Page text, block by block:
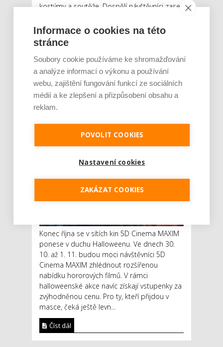
kostýmy a soutěže. Dospělí návštěvníci zase
Číst dál
Síť 5D Cinema MAXIM chystá
halloweenskou akci, diváci s
maskou získají zvýhodněné
vstupné
AUTOR: REDAKCE
RUBRIKA: NEJČTENĚJŠÍ
Konec října se v sítích kin 5D Cinema MAXIM
ponese v duchu Halloweenu. Ve dnech 30.
10. až 1. 11. budou moci návštěvníci 5D
Cinema MAXIM zhlédnout rozšířenou
nabídku hororových filmů. V rámci
halloweenské akce navíc získají vstupenky za
zvýhodněnou cenu. Pro ty, kteří přijdou v
masce, čeká ještě levn...
Číst dál
Informace o cookies na této
stránce
Soubory cookie používáme ke shromažďování
a analýze informací o výkonu a používání
webu, zajištění fungování funkcí ze sociálních
médií a ke zlepšení a přizpůsobení obsahu a
reklam.
POVOLIT COOKIES
Nastavení cookies
ZAKÁZAT COOKIES